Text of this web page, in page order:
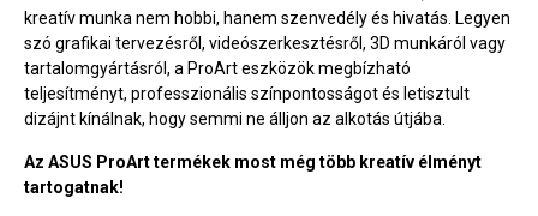
kreatív munka nem hobbi, hanem szenvedély és hivatás. Legyen
szó grafikai tervezésről, videószerkesztésről, 3D munkáról vagy
tartalomgyártásról, a ProArt eszközök megbízható
teljesítményt, professzionális színpontosságot és letisztult
dizájnt kínálnak, hogy semmi ne álljon az alkotás útjába.
Az ASUS ProArt termékek most még több kreatív élményt
tartogatnak!